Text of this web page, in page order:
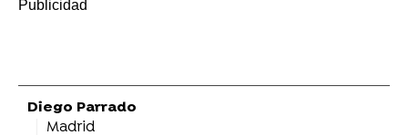
Diego Parrado
Madrid